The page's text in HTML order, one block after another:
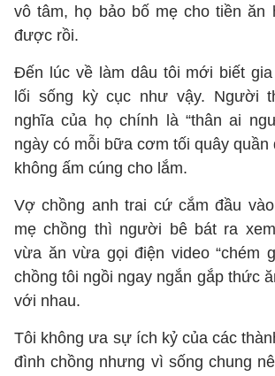
vô tâm, họ bảo bố mẹ cho tiền ăn
được rồi.
Đến lúc về làm dâu tôi mới biết
lối sống kỳ cục như vậy. Người
nghĩa của họ chính là “thân ai
ngày có mỗi bữa cơm tối quây quần
không ấm cúng cho lắm.
Vợ chồng anh trai cứ cắm đầu
mẹ chồng thì người bê bát ra
vừa ăn vừa gọi điện video “chém
chồng tôi ngồi ngay ngắn gắp thức
với nhau.
Tôi không ưa sự ích kỷ của các
đình chồng nhưng vì sống chung